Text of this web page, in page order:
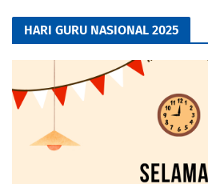
HARI GURU NASIONAL 2025